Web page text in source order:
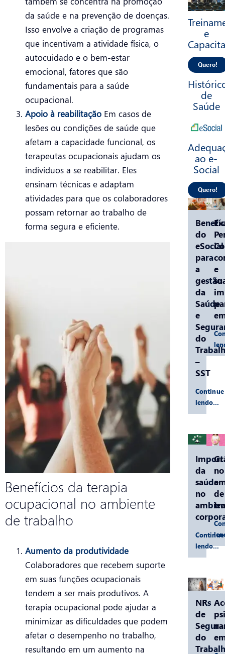
da saúde e na prevenção de doenças.
Isso envolve a criação de programas
que incentivam a atividade física, o
autocuidado e o bem-estar
emocional, fatores que são
fundamentais para a saúde
ocupacional.
Apoio à reabilitação Em casos de
lesões ou condições de saúde que
afetam a capacidade funcional, os
terapeutas ocupacionais ajudam os
indivíduos a se reabilitar. Eles
ensinam técnicas e adaptam
atividades para que os colaboradores
possam retornar ao trabalho de
forma segura e eficiente.
Benefícios da terapia
ocupacional no ambiente
de trabalho
Aumento da produtividade
Colaboradores que recebem suporte
em suas funções ocupacionais
tendem a ser mais produtivos. A
terapia ocupacional pode ajudar a
minimizar as dificuldades que podem
afetar o desempenho no trabalho,
resultando em um aumento na
e
Quero!
de
Saúde
ao e-
Social
Quero!
do
eSocial
para
a
gestão
da
Saúde
e
do
–
SST
Continue
lendo…
e
da
saúde
no
Continue
lendo…
no
de
NRs
de
do